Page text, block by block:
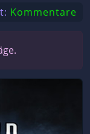
Kommentare